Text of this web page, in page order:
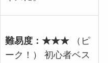
難易度：★★★（ピ
ーク！） 初心者ベス